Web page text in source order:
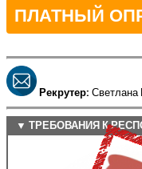
ПЛАТНЫЙ
Рекрутер: Светлана
▼ ТРЕБОВАНИЯ К